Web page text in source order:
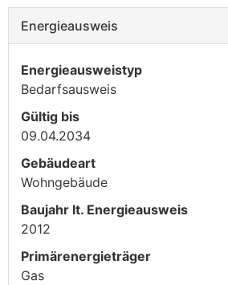
Energieausweis
Energieausweistyp
Bedarfs­ausweis
Gültig bis
09.04.2034
Gebäudeart
Wohngebäude
Baujahr lt. Energieausweis
2012
Primärenergieträger
Gas